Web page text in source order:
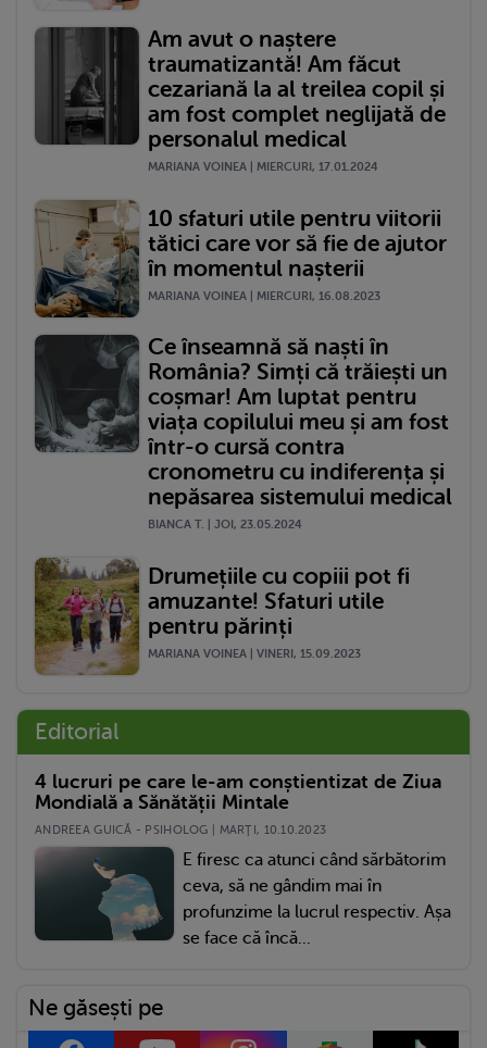
Am avut o naștere
traumatizantă! Am făcut
cezariană la al treilea copil și
am fost complet neglijată de
personalul medical
MARIANA VOINEA | MIERCURI, 17.01.2024
10 sfaturi utile pentru viitorii
tătici care vor să fie de ajutor
în momentul nașterii
MARIANA VOINEA | MIERCURI, 16.08.2023
Ce înseamnă să naști în
România? Simți că trăiești un
coșmar! Am luptat pentru
viața copilului meu și am fost
într-o cursă contra
cronometru cu indiferența și
nepăsarea sistemului medical
BIANCA T. | JOI, 23.05.2024
Drumețiile cu copiii pot fi
amuzante! Sfaturi utile
pentru părinți
MARIANA VOINEA | VINERI, 15.09.2023
Editorial
4 lucruri pe care le-am conștientizat de Ziua
Mondială a Sănătății Mintale
ANDREEA GUICĂ - PSIHOLOG | MARŢI, 10.10.2023
E firesc ca atunci când sărbătorim
ceva, să ne gândim mai în
profunzime la lucrul respectiv. Așa
se face că încă...
Ne găsești pe